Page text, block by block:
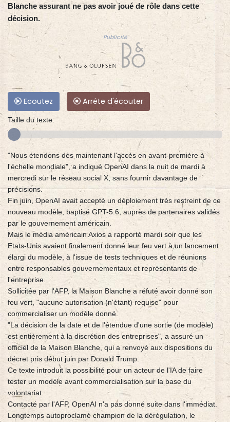
Blanche assurant ne pas avoir joué de rôle dans cette
décision.
Publicité
Ecoutez Arrête d'écouter
Taille du texte:
"Nous étendons dès maintenant l'accès en avant-première à
l'échelle mondiale", a indiqué OpenAI dans la nuit de mardi à
mercredi sur le réseau social X, sans fournir davantage de
précisions.
Fin juin, OpenAI avait accepté un déploiement très restreint de ce
nouveau modèle, baptisé GPT-5.6, auprès de partenaires validés
par le gouvernement américain.
Mais le média américain Axios a rapporté mardi soir que les
Etats-Unis avaient finalement donné leur feu vert à un lancement
élargi du modèle, à l'issue de tests techniques et de réunions
entre responsables gouvernementaux et représentants de
l'entreprise.
Sollicitée par l'AFP, la Maison Blanche a réfuté avoir donné son
feu vert, "aucune autorisation (n'étant) requise" pour
commercialiser un modèle donné.
"La décision de la date et de l'étendue d'une sortie (de modèle)
est entièrement à la discrétion des entreprises", a assuré un
officiel de la Maison Blanche, qui a renvoyé aux dispositions du
décret pris début juin par Donald Trump.
Ce texte introduit la possibilité pour un acteur de l'IA de faire
tester un modèle avant commercialisation sur la base du
volontariat.
Contacté par l'AFP, OpenAI n'a pas donné suite dans l'immédiat.
Longtemps autoproclamé champion de la dérégulation, le